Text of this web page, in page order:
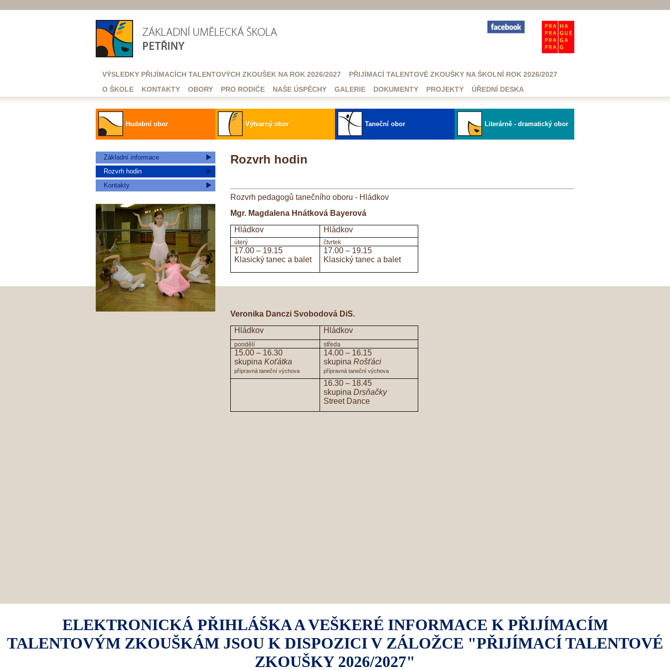
VÝSLEDKY PŘIJÍMACÍCH TALENTOVÝCH ZKOUŠEK NA ROK 2026/2027
PŘIJÍMACÍ TALENTOVÉ ZKOUŠKY NA ŠKOLNÍ ROK 2026/2027
O ŠKOLE
KONTAKTY OBORY PRO RODIČE NAŠE ÚSPĚCHY GALERIE DOKUMENTY PROJEKTY ÚŘEDNÍ DESKA
Hudební obor Výtvarný obor Taneční obor Literárně - dramatický obor
Základní informace
Rozvrh hodin
Kontakty
Rozvrh hodin
Rozvrh pedagogů tanečního oboru - Hládkov
Mgr. Magdalena Hnátková Bayerová
Hládkov
Hládkov
úterý čtvrtek
17.00 – 19.15
Klasický tanec a balet
17.00 – 19.15
Klasický tanec a balet
Veronika Danczi Svobodová DiS.
Hládkov
Hládkov
pondělí středa
15.00 – 16.30
skupinaKoťátka
přípravná taneční výchova
14.00 – 16.15
skupinaRošťáci
přípravná taneční výchova
16.30 – 18.45
skupinaDrsňačky
Street Dance
ELEKTRONICKÁ PŘIHLÁŠKA A VEŠKERÉ INFORMACE K PŘIJÍMACÍM
TALENTOVÝM ZKOUŠKÁM JSOU K DISPOZICI V ZÁLOŽCE "PŘIJÍMACÍ TALENTOVÉ
ZKOUŠKY 2026/2027"